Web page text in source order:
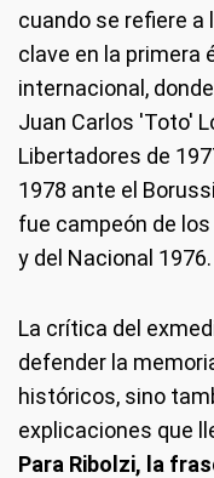
cuando se refiere a
clave en la primera
internacional,
Juan Carlos 'Toto'
Libertadores de
1978 ante el
fue campeón de
y del Nacional 1976.
La crítica del
defender la
históricos, sino
explicaciones que
Para Ribolzi, la